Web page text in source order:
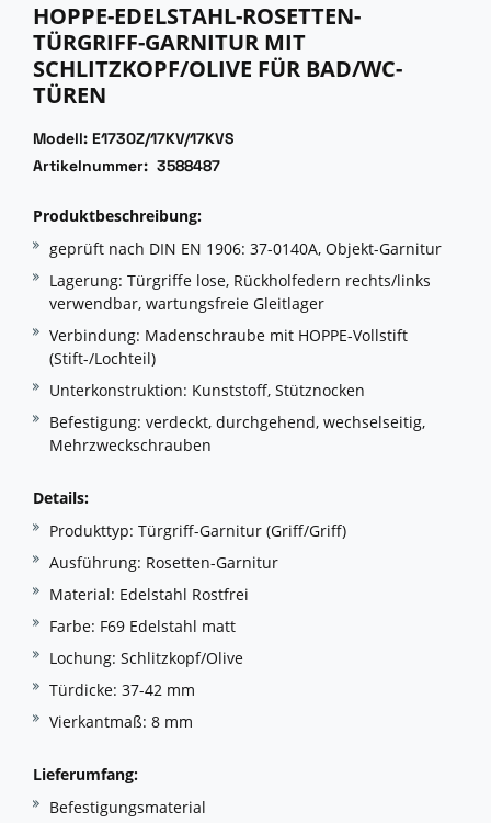
HOPPE-EDELSTAHL-ROSETTEN-
TÜRGRIFF-GARNITUR MIT
SCHLITZKOPF/OLIVE FÜR BAD/WC-
TÜREN
Modell: E1730Z/17KV/17KVS
Artikelnummer: 3588487
Produktbeschreibung:
geprüft nach DIN EN 1906: 37-0140A, Objekt-Garnitur
Lagerung: Türgriffe lose, Rückholfedern rechts/links
verwendbar, wartungsfreie Gleitlager
Verbindung: Madenschraube mit HOPPE-Vollstift
(Stift-/Lochteil)
Unterkonstruktion: Kunststoff, Stütznocken
Befestigung: verdeckt, durchgehend, wechselseitig,
Mehrzweckschrauben
Details:
Produkttyp: Türgriff-Garnitur (Griff/Griff)
Ausführung: Rosetten-Garnitur
Material: Edelstahl Rostfrei
Farbe: F69 Edelstahl matt
Lochung: Schlitzkopf/Olive
Türdicke: 37-42 mm
Vierkantmaß: 8 mm
Lieferumfang:
Befestigungsmaterial